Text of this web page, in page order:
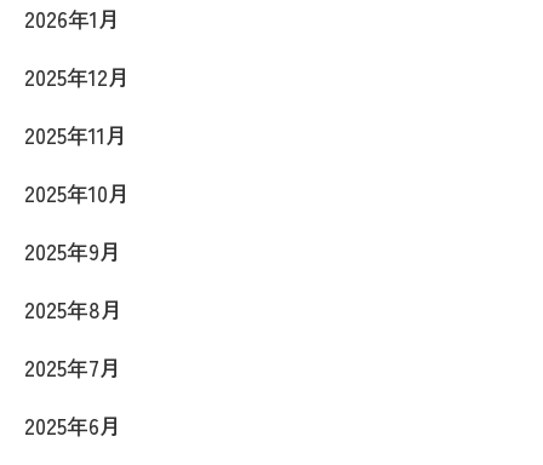
2026年1月
2025年12月
2025年11月
2025年10月
2025年9月
2025年8月
2025年7月
2025年6月